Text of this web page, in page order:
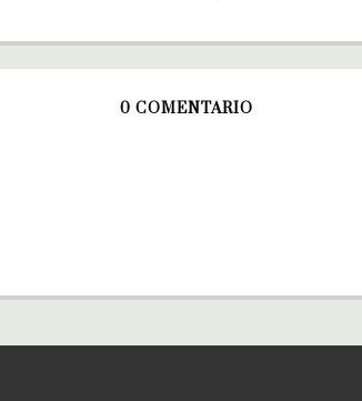
0 COMENTARIO